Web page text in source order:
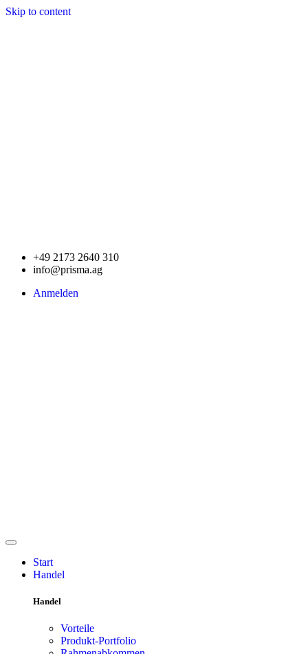
Skip to content
+49 2173 2640 310
info@prisma.ag
Anmelden
Start
Handel
Handel
Vorteile
Produkt-Portfolio